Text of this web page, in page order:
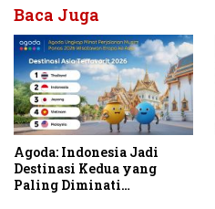
Baca Juga
Agoda: Indonesia Jadi
Destinasi Kedua yang
Paling Diminati